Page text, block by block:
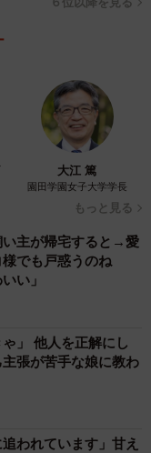
大江 篤
園田学園女子大学学長
もっと見る
い主が帰宅すると→愛
でも戸惑うのね
い」
」 他人を正解にし
張が苦手な娘に教わ
われています」甘え